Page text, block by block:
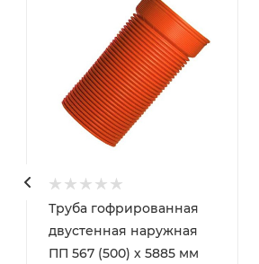
Труба гофрированная
двустенная наружная
ПП 567 (500) х 5885 мм